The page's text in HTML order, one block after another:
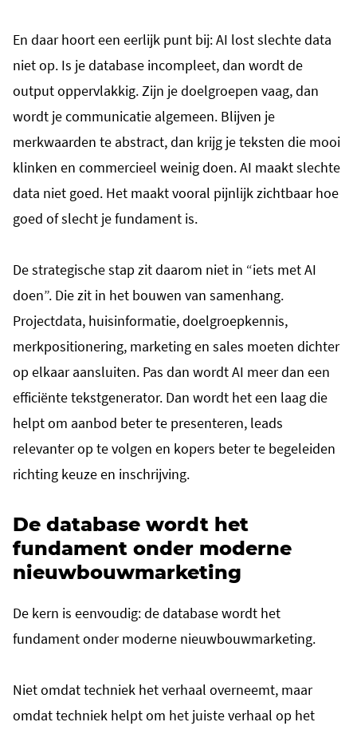
En daar hoort een eerlijk punt bij: AI lost slechte data
niet op. Is je database incompleet, dan wordt de
output oppervlakkig. Zijn je doelgroepen vaag, dan
wordt je communicatie algemeen. Blijven je
merkwaarden te abstract, dan krijg je teksten die mooi
klinken en commercieel weinig doen. AI maakt slechte
data niet goed. Het maakt vooral pijnlijk zichtbaar hoe
goed of slecht je fundament is.
De strategische stap zit daarom niet in “iets met AI
doen”. Die zit in het bouwen van samenhang.
Projectdata, huisinformatie, doelgroepkennis,
merkpositionering, marketing en sales moeten dichter
op elkaar aansluiten. Pas dan wordt AI meer dan een
efficiënte tekstgenerator. Dan wordt het een laag die
helpt om aanbod beter te presenteren, leads
relevanter op te volgen en kopers beter te begeleiden
richting keuze en inschrijving.
De database wordt het
fundament onder moderne
nieuwbouwmarketing
De kern is eenvoudig: de database wordt het
fundament onder moderne nieuwbouwmarketing.
Niet omdat techniek het verhaal overneemt, maar
omdat techniek helpt om het juiste verhaal op het